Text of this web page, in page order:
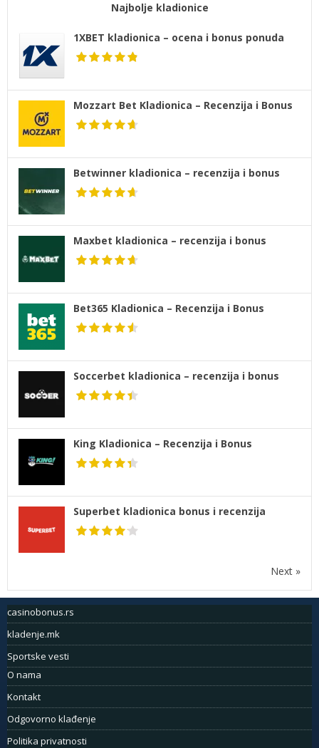
Najbolje kladionice
1XBET kladionica – ocena i bonus ponuda
Mozzart Bet Kladionica – Recenzija i Bonus
Betwinner kladionica – recenzija i bonus
Maxbet kladionica – recenzija i bonus
Bet365 Kladionica – Recenzija i Bonus
Soccerbet kladionica – recenzija i bonus
King Kladionica – Recenzija i Bonus
Superbet kladionica bonus i recenzija
Next »
casinobonus.rs
kladenje.mk
Sportske vesti
O nama
Kontakt
Odgovorno klađenje
Politika privatnosti